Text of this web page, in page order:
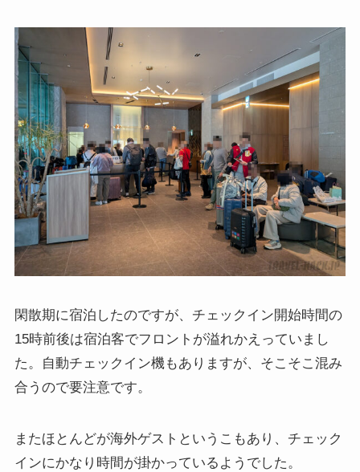
閑散期に宿泊したのですが、チェックイン開始時間の
15時前後は宿泊客でフロントが溢れかえっていまし
た。自動チェックイン機もありますが、そこそこ混み
合うので要注意です。
またほとんどが海外ゲストというこもあり、チェック
インにかなり時間が掛かっているようでした。